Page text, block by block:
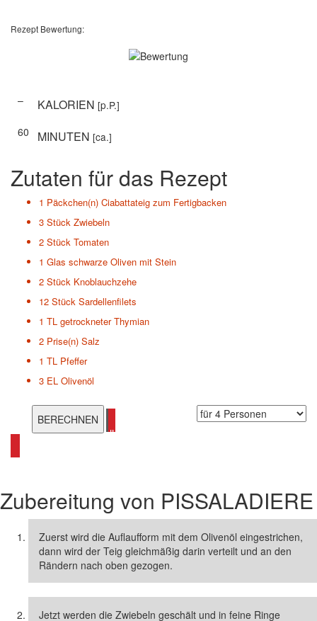
Rezept Bewertung:
– KALORIEN [p.P.]
60
MINUTEN [ca.]
Zutaten für das Rezept
1 Päckchen(n) Ciabattateig zum Fertigbacken
3 Stück Zwiebeln
2 Stück Tomaten
1 Glas schwarze Oliven mit Stein
2 Stück Knoblauchzehe
12 Stück Sardellenfilets
1 TL getrockneter Thymian
2 Prise(n) Salz
1 TL Pfeffer
3 EL Olivenöl
alle Französische Hauptgerichte ansehen
Zubereitung von PISSALADIERE
Zuerst wird die Auflaufform mit dem Olivenöl eingestrichen,
dann wird der Teig gleichmäßig darin verteilt und an den
Rändern nach oben gezogen.
Jetzt werden die Zwiebeln geschält und in feine Ringe